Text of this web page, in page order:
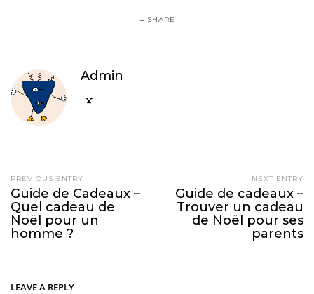
SHARE
Admin
PREVIOUS ENTRY
Guide de Cadeaux –
Quel cadeau de
Noël pour un
homme ?
NEXT ENTRY
Guide de cadeaux –
Trouver un cadeau
de Noël pour ses
parents
LEAVE A REPLY